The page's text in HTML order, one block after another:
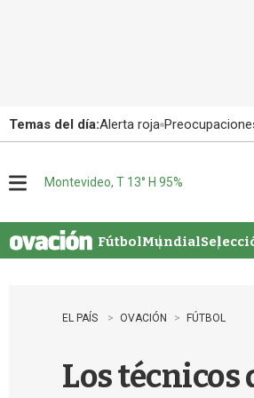
Temas del día:Alerta roja
u
Montevideo, T 13° H 95%
FútbolMundial
EL PAÍS OVACIÓN FÚTBOL
Los técnicos